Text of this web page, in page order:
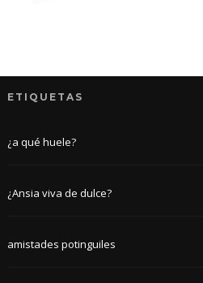
ETIQUETAS
¿a qué huele?
¿Ansia viva de dulce?
amistades potinguiles